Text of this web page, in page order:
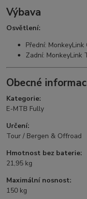
Výbava
Osvětlení:
Přední:
Zadní: MonkeyLink
Obecné
Kategorie:
E-MTB Fully
Určení:
Tour / Bergen & Offroad
Hmotnost bez baterie:
21,95 kg
Maximální nosnost:
150 kg